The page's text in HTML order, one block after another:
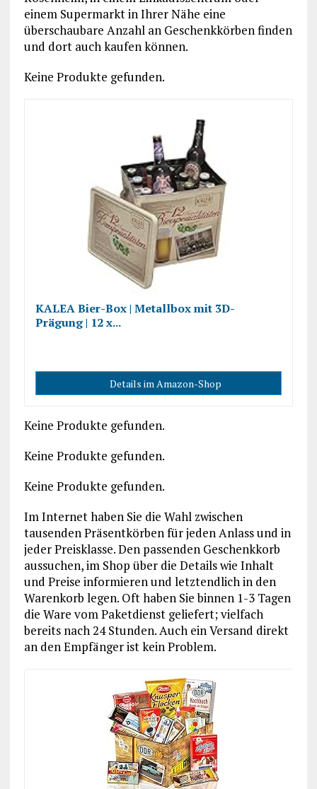
einem Supermarkt in Ihrer Nähe eine
überschaubare Anzahl an Geschenkkörben finden
und dort auch kaufen können.
Keine Produkte gefunden.
KALEA Bier-Box | Metallbox mit 3D-
Prägung | 12 x...
Details im Amazon-Shop
Keine Produkte gefunden.
Keine Produkte gefunden.
Keine Produkte gefunden.
Im Internet haben Sie die Wahl zwischen
tausenden Präsentkörben für jeden Anlass und in
jeder Preisklasse. Den passenden Geschenkkorb
aussuchen, im Shop über die Details wie Inhalt
und Preise informieren und letztendlich in den
Warenkorb legen. Oft haben Sie binnen 1-3 Tagen
die Ware vom Paketdienst geliefert; vielfach
bereits nach 24 Stunden. Auch ein Versand direkt
an den Empfänger ist kein Problem.